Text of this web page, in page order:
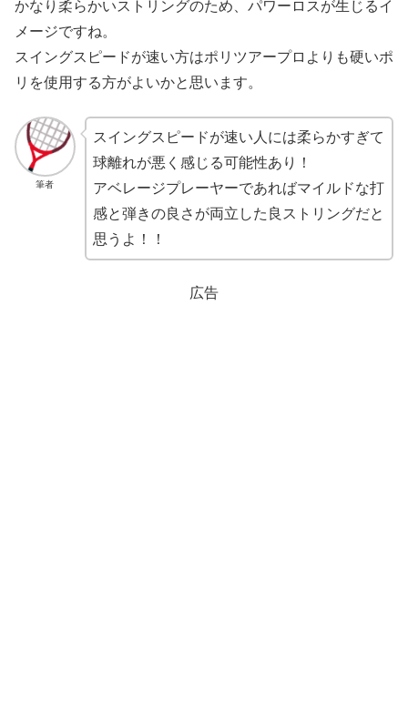
かなり柔らかいストリングのため、パワーロスが生じるイ
メージですね。
スイングスピードが速い方はポリツアープロよりも硬いポ
リを使用する方がよいかと思います。
筆者
スイングスピードが速い人には柔らかすぎて
球離れが悪く感じる可能性あり！
アベレージプレーヤーであればマイルドな打
感と弾きの良さが両立した良ストリングだと
思うよ！！
広告